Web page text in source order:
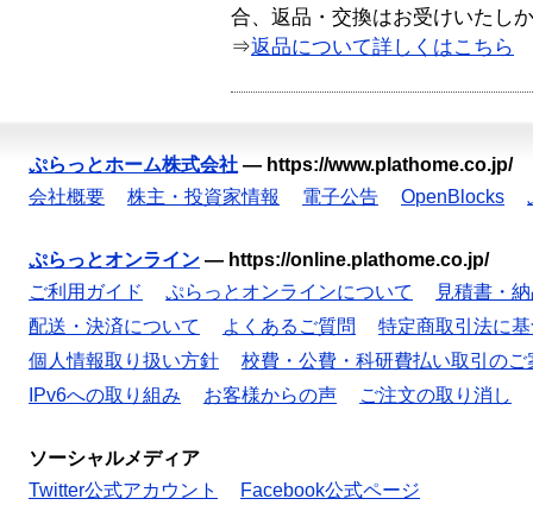
合、返品・交換はお受けいたし
⇒返品について詳しくはこちら
ぷらっとホーム株式会社 — https://www.plathome.co.jp/
会社概要
株主・投資家情報 電子公告 OpenBlocks
ぷらっとオンライン — https://online.plathome.co.jp/
ご利用ガイド
ぷらっとオンラインについて
見積書・
配送・決済について
よくあるご質問
特定商取引法に
個人情報取り扱い方針
校費・公費・科研費払い取引のご
IPv6への取り組み
お客様からの声 ご注文の取り消し
ソーシャルメディア
Twitter公式アカウント
Facebook公式ページ